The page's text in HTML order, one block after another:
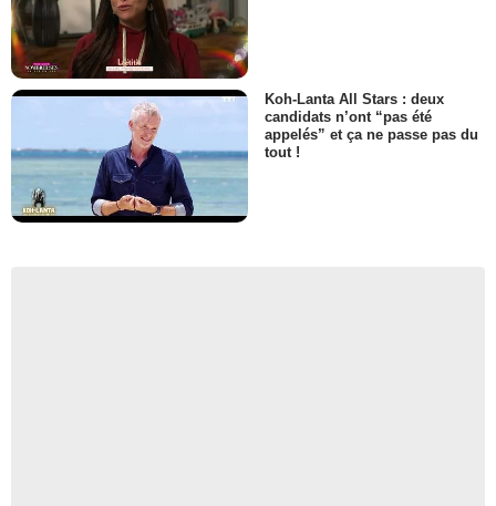
Koh-Lanta All Stars : deux
candidats n’ont “pas été
appelés” et ça ne passe pas du
tout !